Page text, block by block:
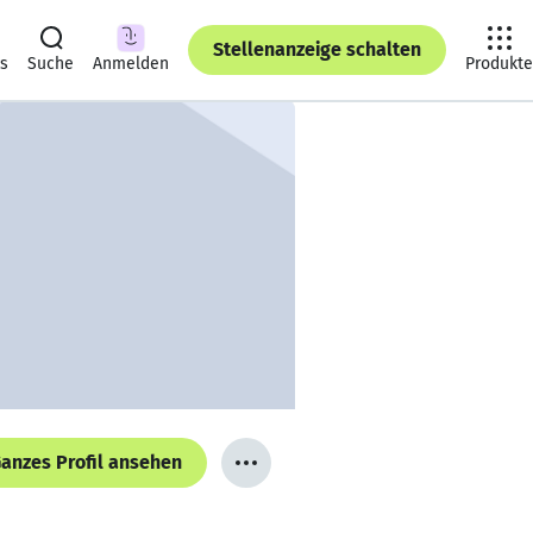
Suche Anmelden
Stellenanzeige schalten
Produkte
Profil ansehen